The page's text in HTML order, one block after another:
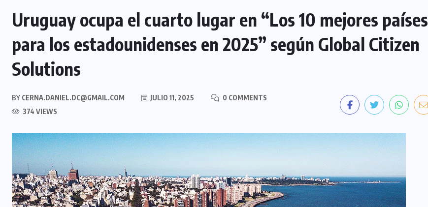
Uruguay ocupa el cuarto lugar en “Los 10 mejores países
para los estadounidenses en 2025” según Global Citizen
Solutions
BY CERNA.DANIEL.DC@GMAIL.COM JULIO 11, 2025
0 COMMENTS
374 VIEWS